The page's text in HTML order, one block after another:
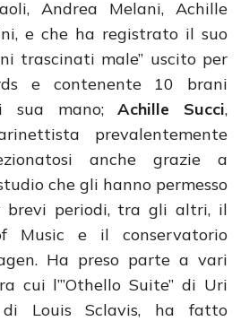
Andrea Melani, Achille
e che ha registrato il suo
trascinati male” uscito per
e contenente 10 brani
sua mano;Achille Succi,
prevalentemente
anche grazie a
che gli hanno permesso
brevi periodi, tra gli altri, il
Music e il conservatorio
Ha preso parte a vari
cui l’”Othello Suite” di Uri
di Louis Sclavis, ha fatto